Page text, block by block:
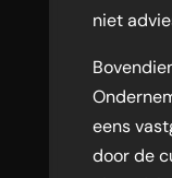
niet
eens
door de